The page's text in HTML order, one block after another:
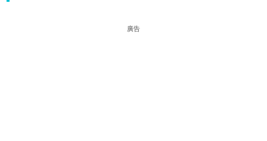
廣告